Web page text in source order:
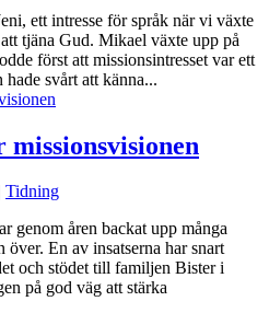
ett intresse för språk när vi växte
tjäna Gud. Mikael växte upp på
först att missionsintresset var ett
svårt att känna...
Tidning
genom åren backat upp många
En av insatserna har snart
och stödet till familjen Bister i
på god väg att stärka